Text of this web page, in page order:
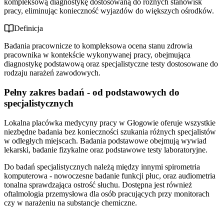
kompleksową diagnostykę dostosowaną do różnych stanowisk
pracy, eliminując konieczność wyjazdów do większych ośrodków.
Definicja
Badania pracownicze to kompleksowa ocena stanu zdrowia
pracownika w kontekście wykonywanej pracy, obejmująca
diagnostykę podstawową oraz specjalistyczne testy dostosowane do
rodzaju narażeń zawodowych.
Pełny zakres badań - od podstawowych do
specjalistycznych
Lokalna placówka medycyny pracy w Głogowie oferuje wszystkie
niezbędne badania bez konieczności szukania różnych specjalistów
w odległych miejscach. Badania podstawowe obejmują wywiad
lekarski, badanie fizykalne oraz podstawowe testy laboratoryjne.
Do badań specjalistycznych należą między innymi spirometria
komputerowa - nowoczesne badanie funkcji płuc, oraz audiometria
tonalna sprawdzająca ostrość słuchu. Dostępna jest również
oftalmologia przemysłowa dla osób pracujących przy monitorach
czy w narażeniu na substancje chemiczne.